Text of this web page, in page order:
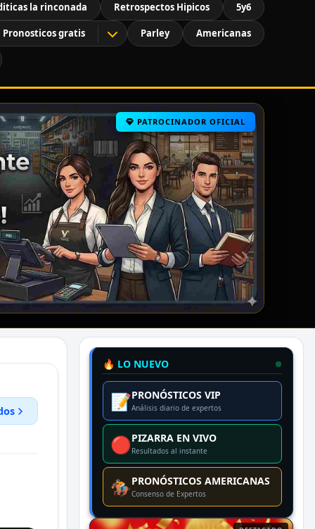
la rinconada Retrospectos Hipicos 5y6
Pronosticos gratis Parley Americanas
PATROCINADOR OFICIAL
🔥 LO NUEVO
📝PRONÓSTICOS VIP
Análisis diario de expertos
🔴PIZARRA EN VIVO
Resultados al instante
🏇PRONÓSTICOS AMERICANAS
Consenso de Expertos